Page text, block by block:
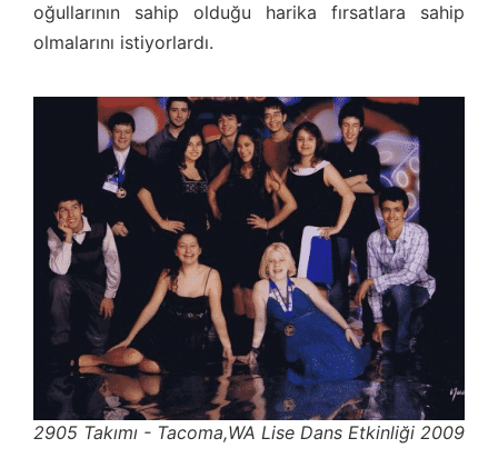
oğullarının sahip olduğu harika fırsatlara sahip
olmalarını istiyorlardı.
2905 Takımı - Tacoma,WA Lise Dans Etkinliği 2009